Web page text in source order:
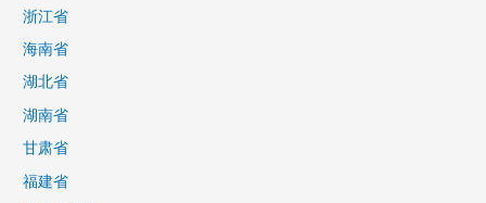
浙江省
海南省
湖北省
湖南省
甘肃省
福建省